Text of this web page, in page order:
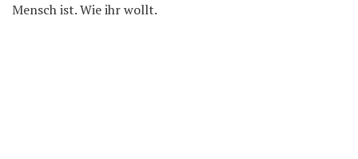
Mensch ist. Wie ihr wollt.